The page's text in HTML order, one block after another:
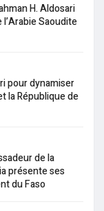
H. Aldosari
Saoudite
pour dynamiser
la République de
de la
présente ses
du Faso